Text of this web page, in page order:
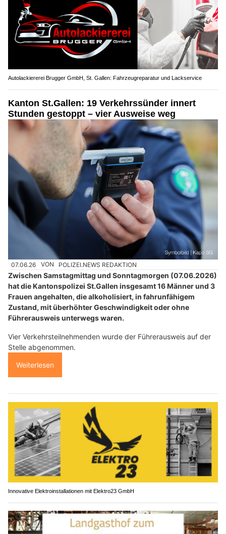
Autolackiererei Brugger GmbH, St. Gallen: Fahrzeugreparatur und Lackservice
Kanton St.Gallen: 19 Verkehrssünder innert
Stunden gestoppt – vier Ausweise weg
07.06.26 VON POLIZEI.NEWS REDAKTION
Zwischen Samstagmittag und Sonntagmorgen (07.06.2026)
hat die Kantonspolizei St.Gallen insgesamt 16 Männer und 3
Frauen angehalten, die alkoholisiert, in fahrunfähigem
Zustand, mit überhöhter Geschwindigkeit oder ohne
Führerausweis unterwegs waren.
Vier Verkehrsteilnehmenden wurde der Führerausweis auf der
Stelle abgenommen.
Weiterlesen
Innovative Elektroinstallationen mit Elektro23 GmbH